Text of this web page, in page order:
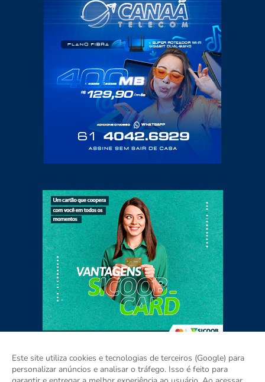
Este site utiliza cookies e tecnologias de terceiros (Google) para
personalizar anúncios e analisar o tráfego. Isso é feito para